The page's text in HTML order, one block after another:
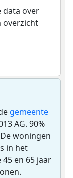
data over
overzicht
gemeente
AG. 90%
woningen
in het
en 65 jaar